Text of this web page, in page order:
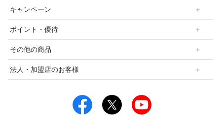
キャンペーン
ポイント・優待
その他の商品
法人・加盟店のお客様